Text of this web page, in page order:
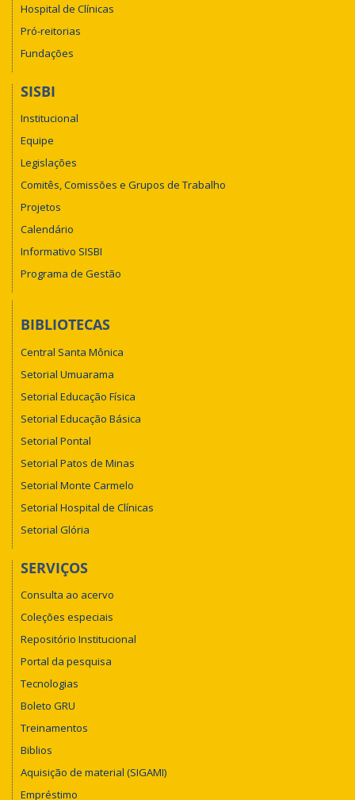
Hospital de Clínicas
Pró-reitorias
Fundações
SISBI
Institucional
Equipe
Legislações
Comitês, Comissões e Grupos de Trabalho
Projetos
Calendário
Informativo SISBI
Programa de Gestão
BIBLIOTECAS
Central Santa Mônica
Setorial Umuarama
Setorial Educação Física
Setorial Educação Básica
Setorial Pontal
Setorial Patos de Minas
Setorial Monte Carmelo
Setorial Hospital de Clínicas
Setorial Glória
SERVIÇOS
Consulta ao acervo
Coleções especiais
Repositório Institucional
Portal da pesquisa
Tecnologias
Boleto GRU
Treinamentos
Biblios
Aquisição de material (SIGAMI)
Empréstimo